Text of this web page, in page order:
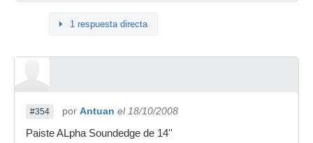
1 respuesta directa
#354 por Antuan el 18/10/2008
Paiste ALpha Soundedge de 14''